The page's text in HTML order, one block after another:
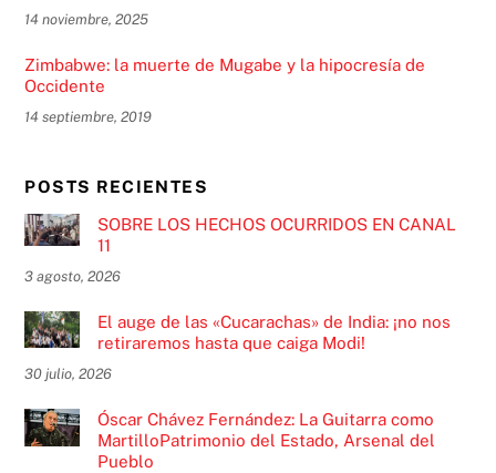
14 noviembre, 2025
Zimbabwe: la muerte de Mugabe y la hipocresía de
Occidente
14 septiembre, 2019
POSTS RECIENTES
SOBRE LOS HECHOS OCURRIDOS EN CANAL
11
3 agosto, 2026
El auge de las «Cucarachas» de India: ¡no nos
retiraremos hasta que caiga Modi!
30 julio, 2026
Óscar Chávez Fernández: La Guitarra como
MartilloPatrimonio del Estado, Arsenal del
Pueblo